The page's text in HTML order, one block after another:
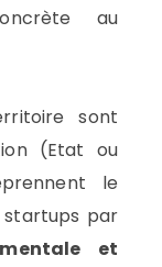
au
sont
(Etat ou
le
startups par
et